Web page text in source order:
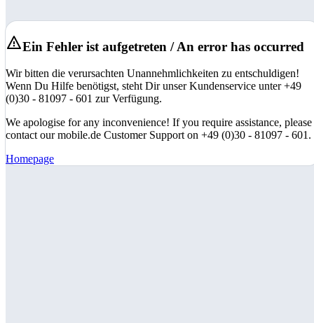
Ein Fehler ist aufgetreten / An error has occurred
Wir bitten die verursachten Unannehmlichkeiten zu entschuldigen!
Wenn Du Hilfe benötigst, steht Dir unser Kundenservice unter +49
(0)30 - 81097 - 601 zur Verfügung.
We apologise for any inconvenience! If you require assistance, please
contact our mobile.de Customer Support on +49 (0)30 - 81097 - 601.
Homepage